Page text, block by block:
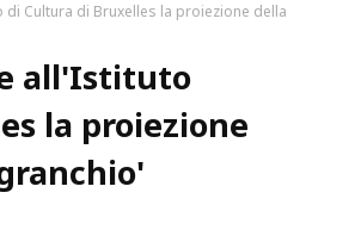
Cultura di Bruxelles la proiezione della
all'Istituto
la proiezione